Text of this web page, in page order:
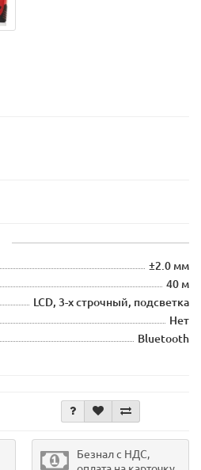
±2.0 мм
40 м
LCD, 3-х строчный, подсветка
Нет
Bluetooth
Безнал с НДС,